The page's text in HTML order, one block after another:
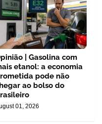
| Gasolina com
etanol: a economia
pode não
ao bolso do
01, 2026